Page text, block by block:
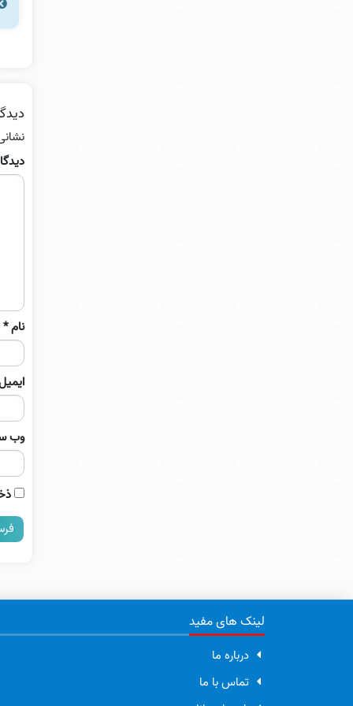
نام*
وب‌
لینک های مفید
درباره ما
تماس با ما